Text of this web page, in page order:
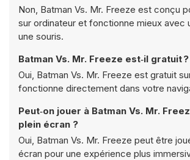
Non, Batman Vs. Mr. Freeze est conçu
sur ordinateur et fonctionne mieux avec
une souris.
Batman Vs. Mr. Freeze est‑il gratuit ?
Oui, Batman Vs. Mr. Freeze est gratuit
fonctionne directement dans votre
Peut‑on jouer à Batman Vs. Mr.
plein écran ?
Oui, Batman Vs. Mr. Freeze peut être
écran pour une expérience plus